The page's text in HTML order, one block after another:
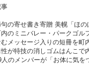
の寄せ書き寄贈 美幌「ほ
のミニバレー・パークゴル
メッセージ入りの短冊を町
が特技の消しゴムはんこで
人のメンバーが「お体に気